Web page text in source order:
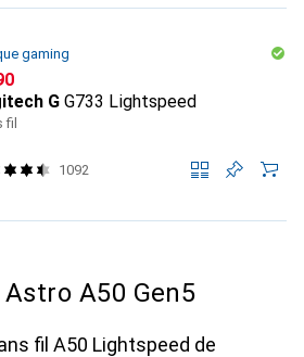
gaming
G G733 Lightspeed
fil
1092
Astro A50 Gen5
fil A50 Lightspeed de